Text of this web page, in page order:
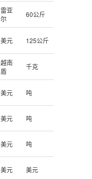
雷亚
尔
60公斤
美元 125公斤
越南
盾
千克
美元 吨
美元 吨
美元 吨
美元 美元